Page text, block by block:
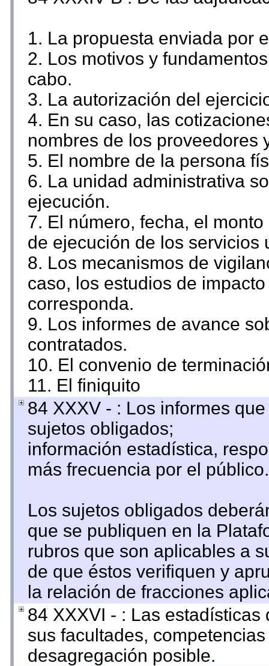
1. La propuesta enviada por
2. Los motivos y
cabo.
3. La autorización del
4. En su caso, las
nombres de los proveedores
5. El nombre de la persona
6. La unidad administrativa
ejecución.
7. El número, fecha, el
de ejecución de los servicios
8. Los mecanismos de
caso, los estudios de
corresponda.
9. Los informes de avance
contratados.
10. El convenio de
11. El finiquito
84 XXXV - : Los informes
sujetos obligados;
información estadística,
más frecuencia por el público.
Los sujetos obligados
que se publiquen en la
rubros que son aplicables a
de que éstos verifiquen y
la relación de fracciones
84 XXXVI - : Las
sus facultades,
desagregación posible.